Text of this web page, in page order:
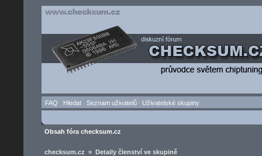
FAQ Hledat Seznam uživatelů Uživatelské skupiny
Obsah fóra checksum.cz
checksum.cz » Detaily členství ve skupině